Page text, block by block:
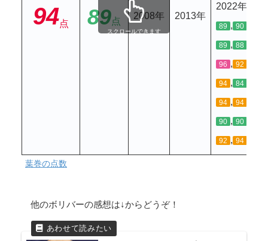
94点 89点
2008年 2013年
2022年
89 , 90
89 , 88
96 , 92
94 , 84
94 , 94
90 , 90
92 , 94
スクロールできます
葉巻の点数
他のボリバーの感想は↓からどうぞ！